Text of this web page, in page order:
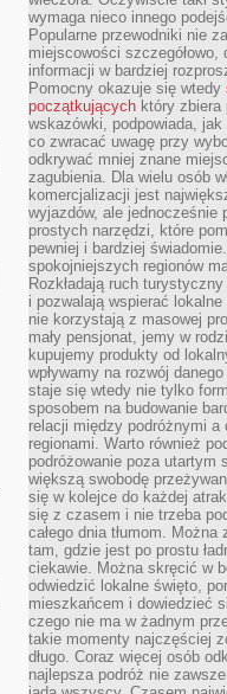
wymaga nieco innego
Popularne przewodniki nie
miejscowości szczegółowo,
informacji w bardziej
Pomocny okazuje się wtedy
początkujących który
wskazówki, podpowiada,
co zwracać uwagę przy
odkrywać mniej znane
zagubienia. Dla wielu osób
komercjalizacji jest
wyjazdów, ale jednocześnie
prostych narzędzi, które
pewniej i bardziej
spokojniejszych regionów
Rozkładają ruch
i pozwalają wspierać
nie korzystają z masowej
mały pensjonat, jemy w
kupujemy produkty od
wpływamy na rozwój
staje się wtedy nie tylko
sposobem na budowanie
relacji między podróżnymi a
regionami. Warto również
podróżowanie poza utartym
większą swobodę
się w kolejce do każdej
się z czasem i nie trzeba
całego dnia tłumom. Można
tam, gdzie jest po prostu
ciekawie. Można skręcić w
odwiedzić lokalne święto,
mieszkańcem i dowiedzieć
czego nie ma w żadnym
takie momenty najczęściej
długo. Coraz więcej osób
najlepsza podróż nie